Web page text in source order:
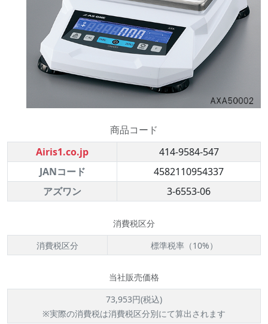
商品コード
Airis1.co.jp
414-9584-547
JANコード
4582110954337
アズワン
3-6553-06
消費税区分
消費税区分
標準税率（10%）
当社販売価格
73,953円(税込)
※実際の消費税は消費税区分別にて算出されます